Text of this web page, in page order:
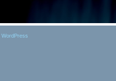
WordPress